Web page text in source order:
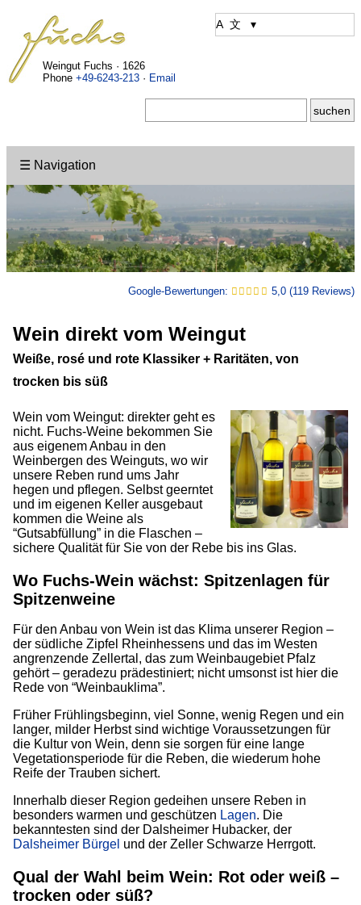
Weingut Fuchs · 1626
Phone +49-6243-213· Email
☰ Navigation
Google-Bewertungen: 5,0 (119 Reviews)
Wein direkt vom Weingut
Weiße, rosé und rote Klassiker + Raritäten, von
trocken bis süß
Wein vom Weingut: direkter geht es
nicht. Fuchs-Weine bekommen Sie
aus eigenem Anbau in den
Weinbergen des Weinguts, wo wir
unsere Reben rund ums Jahr
hegen und pflegen. Selbst geerntet
und im eigenen Keller ausgebaut
kommen die Weine als
“Gutsabfüllung” in die Flaschen –
sichere Qualität für Sie von der Rebe bis ins Glas.
Wo Fuchs-Wein wächst: Spitzenlagen für
Spitzenweine
Für den Anbau von Wein ist das Klima unserer Region –
der südliche Zipfel Rheinhessens und das im Westen
angrenzende Zellertal, das zum Weinbaugebiet Pfalz
gehört – geradezu prädestiniert; nicht umsonst ist hier die
Rede von “Weinbauklima”.
Früher Frühlingsbeginn, viel Sonne, wenig Regen und ein
langer, milder Herbst sind wichtige Voraussetzungen für
die Kultur von Wein, denn sie sorgen für eine lange
Vegetationsperiode für die Reben, die wiederum hohe
Reife der Trauben sichert.
Innerhalb dieser Region gedeihen unsere Reben in
besonders warmen und geschützen Lagen. Die
bekanntesten sind der Dalsheimer Hubacker, der
Dalsheimer Bürgel und der Zeller Schwarze Herrgott.
Qual der Wahl beim Wein: Rot oder weiß –
trocken oder süß?